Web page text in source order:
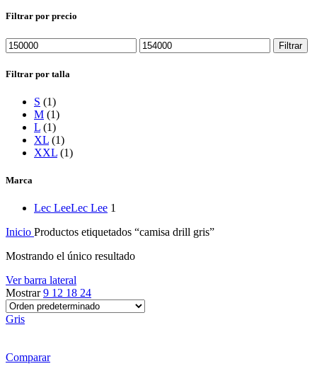
Filtrar por precio
Precio
mínimo
Precio
máximo
Filtrar
Filtrar por talla
S (1)
M (1)
L (1)
XL (1)
XXL (1)
Marca
Lec LeeLec Lee 1
Inicio Productos etiquetados “camisa drill gris”
Mostrando el único resultado
Ver barra lateral
Mostrar9 12 18 24
Gris
Comparar